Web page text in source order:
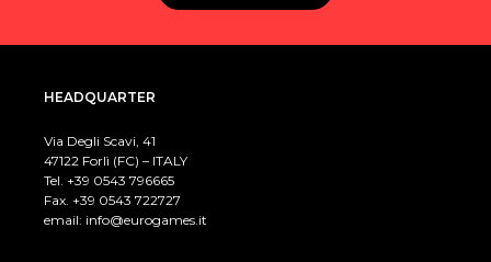
HEADQUARTER
Via Degli Scavi, 41
47122 Forlì (FC) – ITALY
Tel. +39 0543 796665
Fax. +39 0543 722727
email: info@eurogames.it